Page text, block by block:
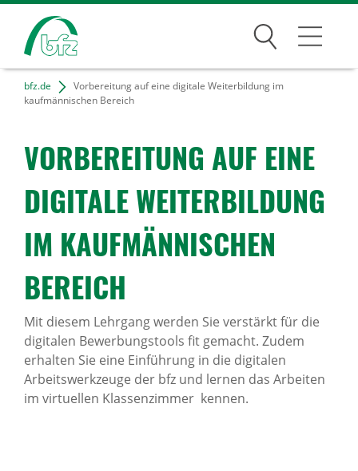
Suchen
Bildungsangebote
Karriere
Über uns
Standorte
Presse
News Archiv
bfz.de
Vorbereitung auf eine digitale Weiterbildung im
kaufmännischen Bereich
VORBE­REI­TUNG AUF EINE
DIGI­TALE WEITER­BIL­DUNG
IM KAUF­MÄN­NI­SCHEN
BEREICH
Mit diesem Lehrgang werden Sie verstärkt für die
digitalen Bewerbungstools fit gemacht. Zudem
erhalten Sie eine Einführung in die digitalen
Arbeitswerkzeuge der bfz und lernen das Arbeiten
im virtuellen Klassenzimmer kennen.